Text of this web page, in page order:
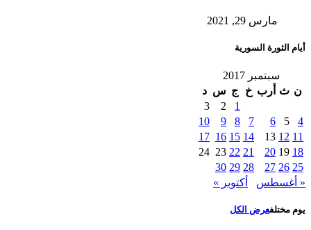
مارس 29, 2021
أيام الثورة السورية
سبتمبر 2017
ن ث أرب خ ج س د
1
2
3
4
5
6
7
8
9
10
11
12
13
14
15
16
17
18
19
20
21
22
23
24
25
26
27
28
29
30
« أغسطس
أكتوبر »
يوم مختلفعرض الكل